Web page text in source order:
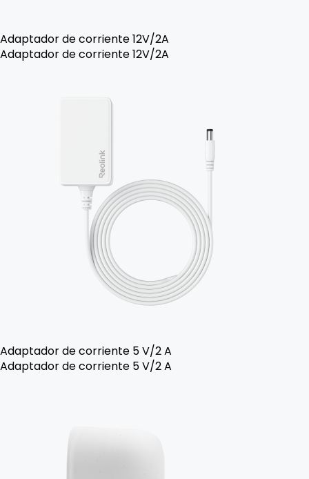
Adaptador de corriente 12V/2A
Adaptador de corriente 12V/2A
Adaptador de corriente 5 V/2 A
Adaptador de corriente 5 V/2 A